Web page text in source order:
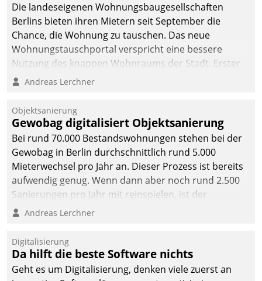
Die landeseigenen Wohnungsbaugesellschaften
Berlins bieten ihren Mietern seit September die
Chance, die Wohnung zu tauschen. Das neue
Wohnungstauschportal verspricht eine bessere
Nutzung des knappen Wohnraums der Stadt. Erster
Anwendungsfall für Datatrains Lösung API-Hub mit
Unternehmen.
Andreas Lerchner
Objektsanierung
Gewobag digitalisiert Objektsanierung
Bei rund 70.000 Bestandswohnungen stehen bei der
Gewobag in Berlin durchschnittlich rund 5.000
Mieterwechsel pro Jahr an. Dieser Prozess ist bereits
aufwendig genug. Wenn dann aber noch rund 2.500
Sanierungen pro Jahr mit reinspielen, ist der
Betreuungs- und Organisationsaufwand immens. Im
kommunale Wohnungsbauunternehmen daher
gemeinsam mit der Berliner Datatrain GmbH den
Teilprozess der Objektsanierung digitalisiert.
Andreas Lerchner
Digitalisierung
Da hilft die beste Software nichts
Geht es um Digitalisierung, denken viele zuerst an